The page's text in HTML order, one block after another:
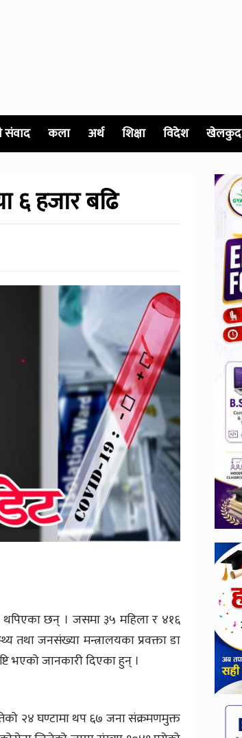
कला अर्थ शिक्षा विदेश खेलकुद
६ हजार बढि
थपिएका छन् । जसमा ३५ महिला र ४१६
तथा जनसंख्या मन्त्रालयका प्रवक्ता डा
भएको जानकारी दिएका हुन् ।
२४ घण्टामा थप ६७ जना संक्रमणमुक्त